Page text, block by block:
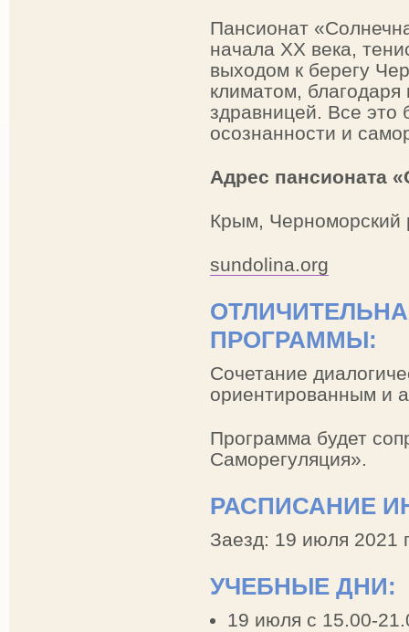
Пансионат
начала XX века,
выходом к берегу
климатом, благодаря
здравницей. Все это
осознанности и
Адрес пансионата
Крым, Черноморский
sundolina.org
ПРОГРАММЫ:
Сочетание
ориентированным и
Программа будет
Саморегуляция».
РАСПИСАНИЕ
Заезд: 19 июля 2021
УЧЕБНЫЕ ДНИ:
19 июля с 15.00-